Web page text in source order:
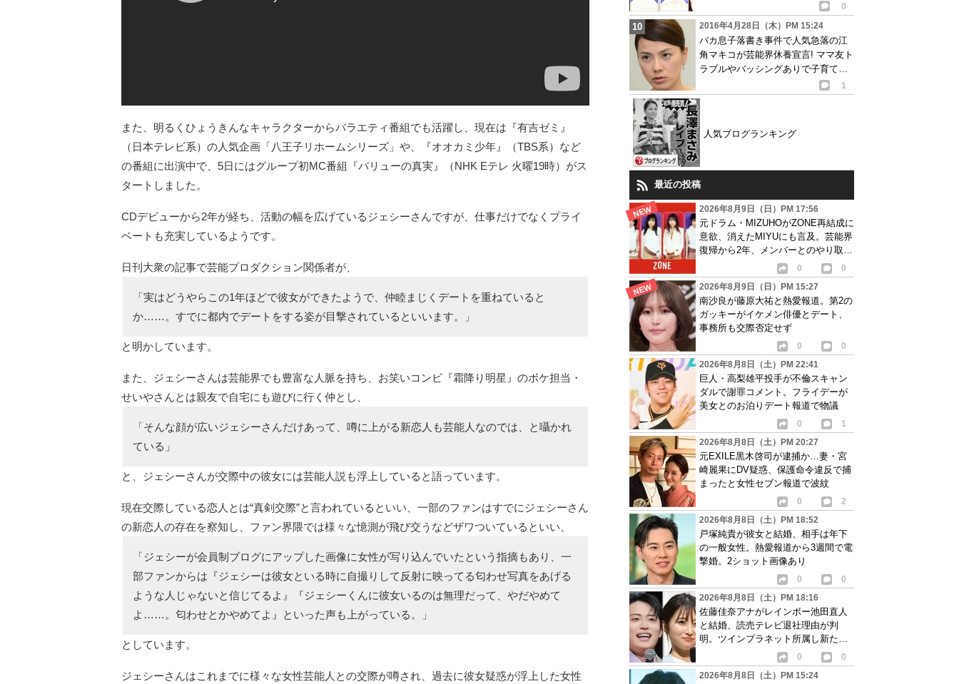
また、明るくひょうきんなキャラクターからバラエティ番組でも活躍し、現在は『有吉ゼミ』
（日本テレビ系）の人気企画「八王子リホームシリーズ」や、『オオカミ少年』（TBS系）など
の番組に出演中で、5日にはグループ初MC番組『バリューの真実』（NHK Eテレ 火曜19時）がス
タートしました。
CDデビューから2年が経ち、活動の幅を広げているジェシーさんですが、仕事だけでなくプライ
ベートも充実しているようです。
日刊大衆の記事で芸能プロダクション関係者が、
「実はどうやらこの1年ほどで彼女ができたようで、仲睦まじくデートを重ねていると
か……。すでに都内でデートをする姿が目撃されているといいます。」
と明かしています。
また、ジェシーさんは芸能界でも豊富な人脈を持ち、お笑いコンビ『霜降り明星』のボケ担当・
せいやさんとは親友で自宅にも遊びに行く仲とし、
「そんな顔が広いジェシーさんだけあって、噂に上がる新恋人も芸能人なのでは、と囁かれ
ている」
と、ジェシーさんが交際中の彼女には芸能人説も浮上していると語っています。
現在交際している恋人とは“真剣交際”と言われているといい、一部のファンはすでにジェシーさん
の新恋人の存在を察知し、ファン界隈では様々な憶測が飛び交うなどザワついているといい、
「ジェシーが会員制ブログにアップした画像に女性が写り込んでいたという指摘もあり、一
部ファンからは『ジェシーは彼女といる時に自撮りして反射に映ってる匂わせ写真をあげる
ような人じゃないと信じてるよ』『ジェシーくんに彼女いるのは無理だって、やだやめて
よ……。匂わせとかやめてよ』といった声も上がっている。」
としています。
ジェシーさんはこれまでに様々な女性芸能人との交際が噂され、過去に彼女疑惑が浮上した女性
0
2016年4月28日（木）PM 15:24
バカ息子落書き事件で人気急落の江
角マキコが芸能界休養宣言! ママ友ト
ラブルやバッシングありで子育てに
1
人気ブログランキング
最近の投稿
2026年8月9日（日）PM 17:56
元ドラム・MIZUHOがZONE再結成に
意欲、消えたMIYUにも言及。芸能界
復帰から2年、メンバーとのやり取り
0
0
2026年8月9日（日）PM 15:27
南沙良が藤原大祐と熱愛報道。第2の
ガッキーがイケメン俳優とデート、
事務所も交際否定せず
0
0
2026年8月8日（土）PM 22:41
巨人・高梨雄平投手が不倫スキャン
ダルで謝罪コメント。フライデーが
美女とのお泊りデート報道で物議
0
1
2026年8月8日（土）PM 20:27
元EXILE黒木啓司が逮捕か…妻・宮
崎麗果にDV疑惑、保護命令違反で捕
まったと女性セブン報道で波紋
0
2
2026年8月8日（土）PM 18:52
戸塚純貴が彼女と結婚、相手は年下
の一般女性。熱愛報道から3週間で電
撃婚。2ショット画像あり
0
0
2026年8月8日（土）PM 18:16
佐藤佳奈アナがレインボー池田直人
と結婚、読売テレビ退社理由が判
明。ツインプラネット所属し新たな
0
0
2026年8月8日（土）PM 15:24